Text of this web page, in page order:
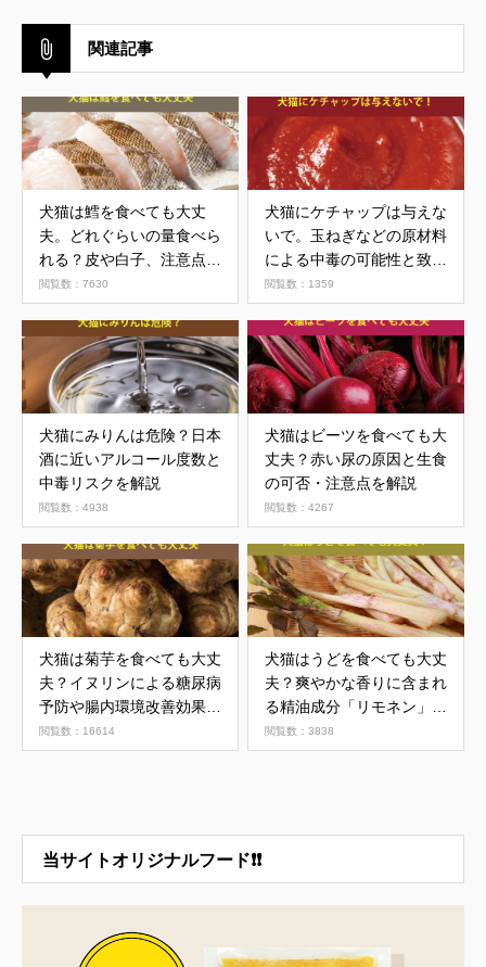
関連記事
犬猫は鱈を食べても大丈
夫。どれぐらいの量食べら
れる？皮や白子、注意点を
解説
閲覧数：7630
犬猫にケチャップは与えな
いで。玉ねぎなどの原材料
による中毒の可能性と致死
量について
閲覧数：1359
犬猫にみりんは危険？日本
酒に近いアルコール度数と
中毒リスクを解説
閲覧数：4938
犬猫はビーツを食べても大
丈夫？赤い尿の原因と生食
の可否・注意点を解説
閲覧数：4267
犬猫は菊芋を食べても大丈
夫？イヌリンによる糖尿病
予防や腸内環境改善効果に
期待
閲覧数：16614
犬猫はうどを食べても大丈
夫？爽やかな香りに含まれ
る精油成分「リモネン」に
注意
閲覧数：3838
当サイトオリジナルフード❗❗